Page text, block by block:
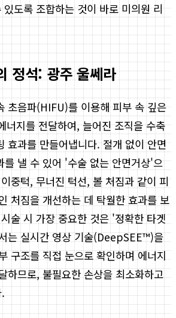
도록 조합하는 것이 바로 미의원 리
정석: 광주 울쎄라
초음파(HIFU)를 이용해 피부 속 깊은
너지를 전달하여, 늘어진 조직을 수축
효과를 만들어냅니다. 절개 없이 안면
를 낼 수 있어 '수술 없는 안면거상'으
중턱, 무너진 턱선, 볼 처짐과 같이 피
처짐을 개선하는 데 탁월한 효과를 보
술 시 가장 중요한 것은 '정확한 타겟
는 실시간 영상 기술(DeepSEE™)을
구조를 직접 눈으로 확인하며 에너지
하므로, 불필요한 손상을 최소화하고